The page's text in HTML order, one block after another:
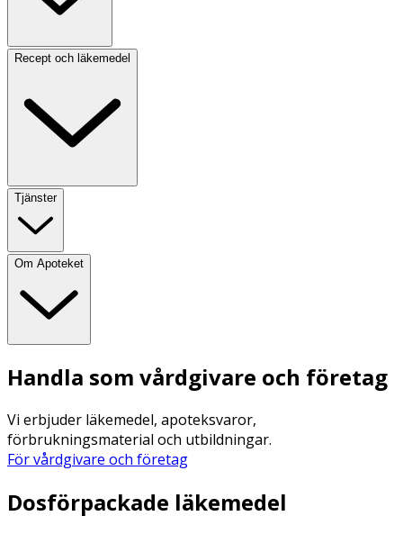
Recept och läkemedel
Tjänster
Om Apoteket
Handla som vårdgivare och företag
Vi erbjuder läkemedel, apoteksvaror,
förbrukningsmaterial och utbildningar.
För vårdgivare och företag
Dosförpackade läkemedel